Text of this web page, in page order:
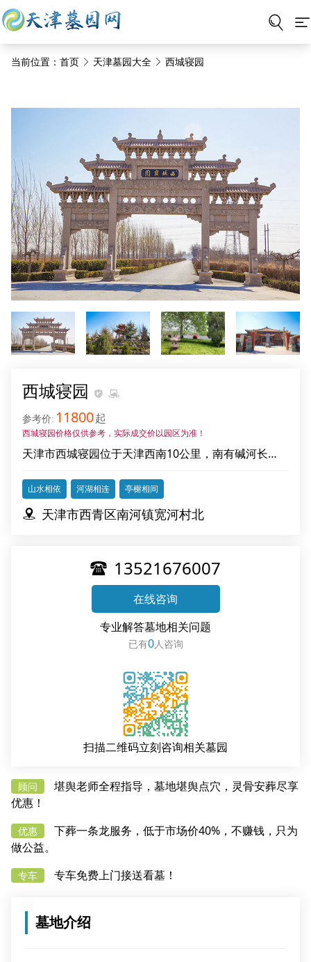
当前位置： 首页 天津墓园大全 西城寝园
西城寝园
11800起
西城寝园价格仅供参考，实际成交价以园区为准！
天津市西城寝园位于天津西南10公里，南有碱河长
仰湛湛蓝天，下俯沃野福地。
山水相依 河湖相连 亭榭相间
天津市西青区南河镇宽河村北
13521676007
在线咨询
专业解答墓地相关问题
已有0人咨询
扫描二维码立刻咨询相关墓园
顾问
堪舆老师全程指导，墓地堪舆点穴，灵骨安葬尽享
优惠！
优惠
下葬一条龙服务，低于市场价40%，不赚钱，只为
做公益。
专车 专车免费上门接送看墓！
墓地介绍